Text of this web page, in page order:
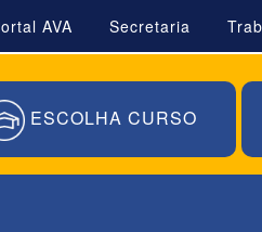
AVA Secretaria
ESCOLHA CURSO